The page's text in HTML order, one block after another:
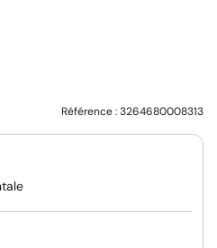
Référence :3264680008313